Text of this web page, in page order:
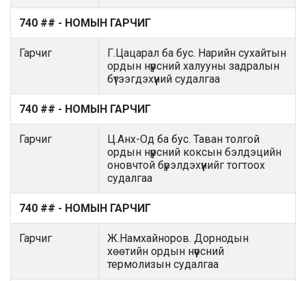
740 ## - НОМЫН ГАРЧИГ
Гарчиг
Г.Цацарал ба бус. Нарийн сухайтын
ордын нүүрсний халууны задралын
бүтээгдэхүүний судалгаа
740 ## - НОМЫН ГАРЧИГ
Гарчиг
Ц.Анх-Од ба бус. Таван толгой
ордын нүүрсний коксын бэлдэцийн
оновчтой бүрэлдэхүүнийг тогтоох
судалгаа
740 ## - НОМЫН ГАРЧИГ
Гарчиг
Ж.Намхайноров. Дорнодын
хөөтийн ордын нүүосний
термолизын судалгаа